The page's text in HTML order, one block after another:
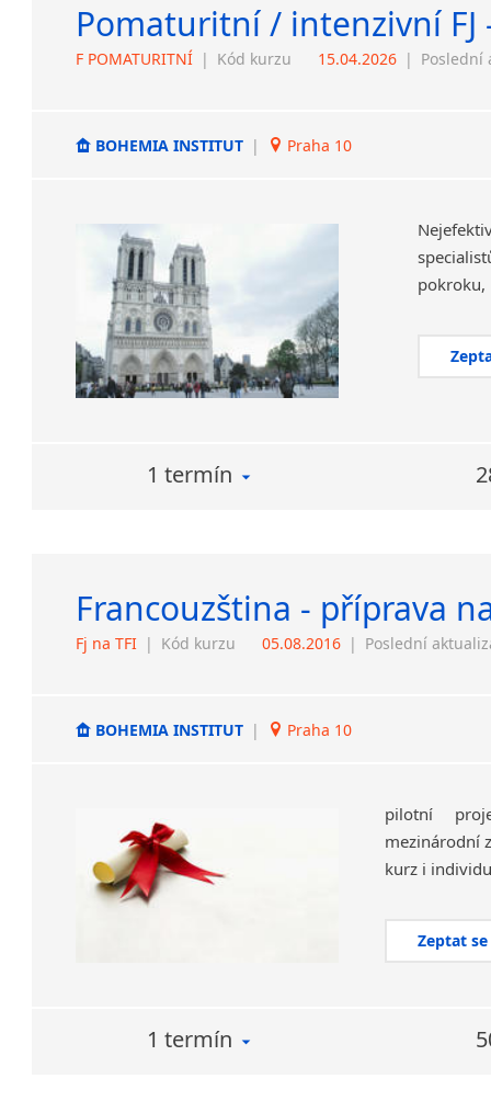
Pomaturitní / intenzivní
F POMATURITNÍ | Kód kurzu 15.04.2026 | Poslední
BOHEMIA INSTITUT | Praha 10
1 termín
Francouzština - příprava
Fj na TFI | Kód kurzu 05.08.2016 | Poslední
BOHEMIA INSTITUT | Praha 10
pilotní
mezinárodní
kurz i
Zeptat
1 termín